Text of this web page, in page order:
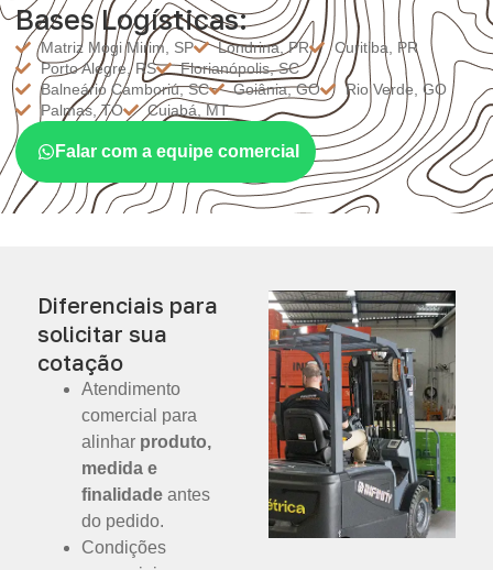
Bases Logísticas:
Matriz Mogi Mirim, SP Londrina, PR
Curitiba, PR
Porto Alegre, RS
Florianópolis, SC
Balneário Camboriú, SC
Goiânia, GO
Rio Verde, GO
Palmas, TO
Cuiabá, MT
Falar com a equipe comercial
Diferenciais para
solicitar sua
cotação
Atendimento
comercial para
alinhar produto,
medida e
finalidade antes
do pedido.
Condições